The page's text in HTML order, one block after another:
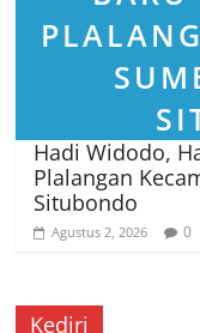
Hadi Widodo,
Plalangan
Situbondo
Agustus 2, 2026 0
Kediri